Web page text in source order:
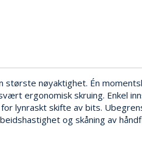
nøyaktighet. Én
ergonomisk skruing. Enkel
lynraskt skifte av bits.
og skåning av